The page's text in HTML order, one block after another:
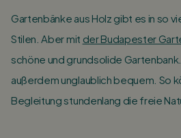
Gartenbänke aus Holz gibt es in so
Stilen. Aber mit der Budapester
schöne und grundsolide
außerdem unglaublich bequem. So
Begleitung stundenlang die freie